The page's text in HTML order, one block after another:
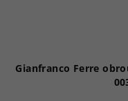
Gianfranco Ferre